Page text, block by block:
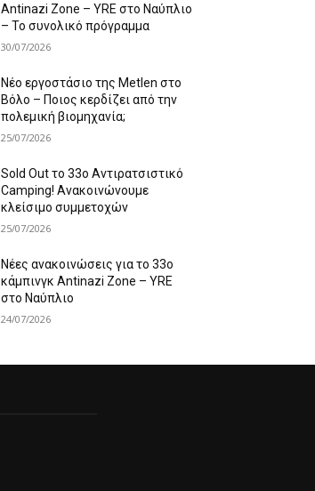
Antinazi Zone – YRE στο Ναύπλιο
– Το συνολικό πρόγραμμα
30/07/2026
Νέο εργοστάσιο της Metlen στο
Βόλο – Ποιος κερδίζει από την
πολεμική βιομηχανία;
25/07/2026
Sold Out το 33ο Αντιρατσιστικό
Camping! Ανακοινώνουμε
κλείσιμο συμμετοχών
25/07/2026
Νέες ανακοινώσεις για το 33ο
κάμπινγκ Antinazi Zone – YRE
στο Ναύπλιο
24/07/2026